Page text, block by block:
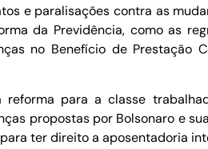
e paralisações contra as
da Previdência, como as
no Benefício de Prestação
para a classe
propostas por Bolsonaro e
ter direito a aposentadoria